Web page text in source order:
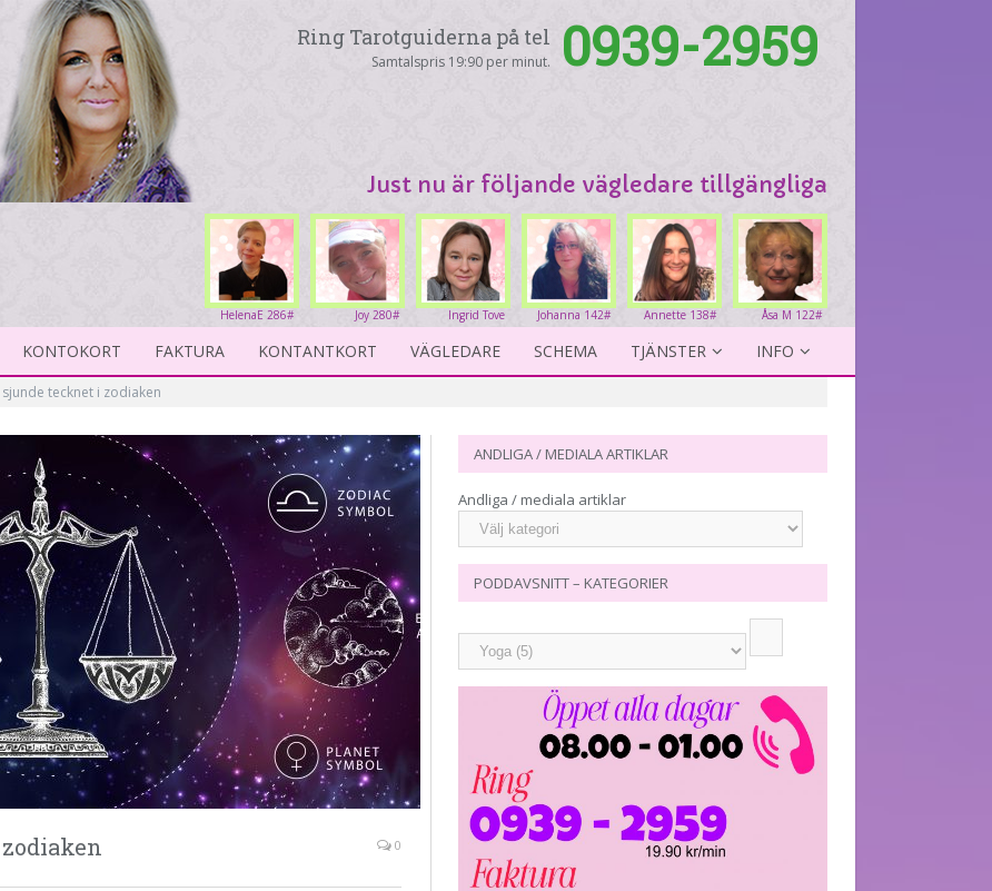
Ring Tarotguiderna på tel
Samtalspris 19:90 per minut. 0939-2959
Just nu är följande vägledare tillgängliga
Åsa M 122#
Annette 138#
Johanna 142#
Ingrid Tove
234#
Joy 280#
HelenaE 286#
KONTOKORT FAKTURA KONTANTKORT VÄGLEDARE SCHEMA TJÄNSTER INFO
tecknet i zodiaken
0
ANDLIGA / MEDIALA ARTIKLAR
Andliga / mediala artiklar
PODDAVSNITT – KATEGORIER